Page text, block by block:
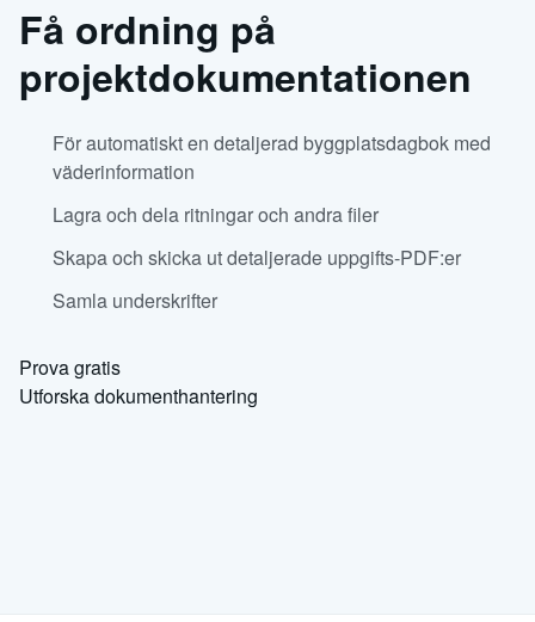
Få ordning på
projektdokumentationen
För automatiskt en detaljerad byggplatsdagbok med
väderinformation
Lagra och dela ritningar och andra filer
Skapa och skicka ut detaljerade uppgifts-PDF:er
Samla underskrifter
Prova gratis
Utforska dokumenthantering